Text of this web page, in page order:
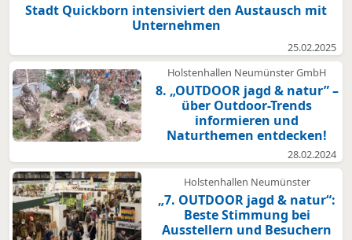
Stadt Quickborn intensiviert den Austausch mit
Unternehmen
25.02.2025
Holstenhallen Neumünster GmbH
8. „OUTDOOR jagd & natur” –
über Outdoor-Trends
informieren und
Naturthemen entdecken!
28.02.2024
Holstenhallen Neumünster
„7. OUTDOOR jagd & natur“:
Beste Stimmung bei
Ausstellern und Besuchern